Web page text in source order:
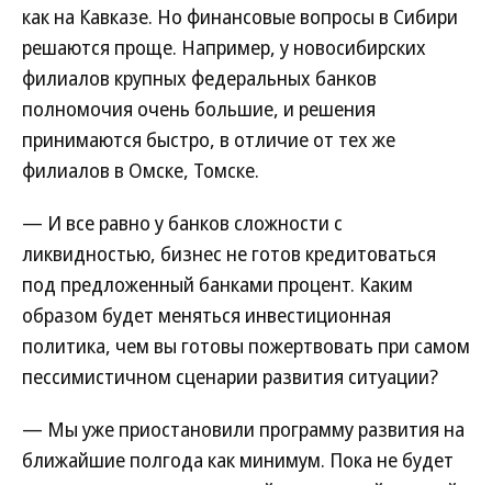
как на Кавказе. Но финансовые вопросы в Сибири
решаются проще. Например, у новосибирских
филиалов крупных федеральных банков
полномочия очень большие, и решения
принимаются быстро, в отличие от тех же
филиалов в Омске, Томске.
— И все равно у банков сложности с
ликвидностью, бизнес не готов кредитоваться
под предложенный банками процент. Каким
образом будет меняться инвестиционная
политика, чем вы готовы пожертвовать при самом
пессимистичном сценарии развития ситуации?
— Мы уже приостановили программу развития на
ближайшие полгода как минимум. Пока не будет